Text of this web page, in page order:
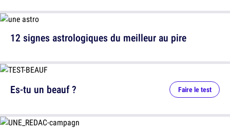
12 signes astrologiques du meilleur au pire
Es-tu un beauf ? Faire le test